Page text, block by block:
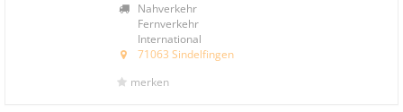
Nahverkehr
Fernverkehr
International
71063 Sindelfingen
merken